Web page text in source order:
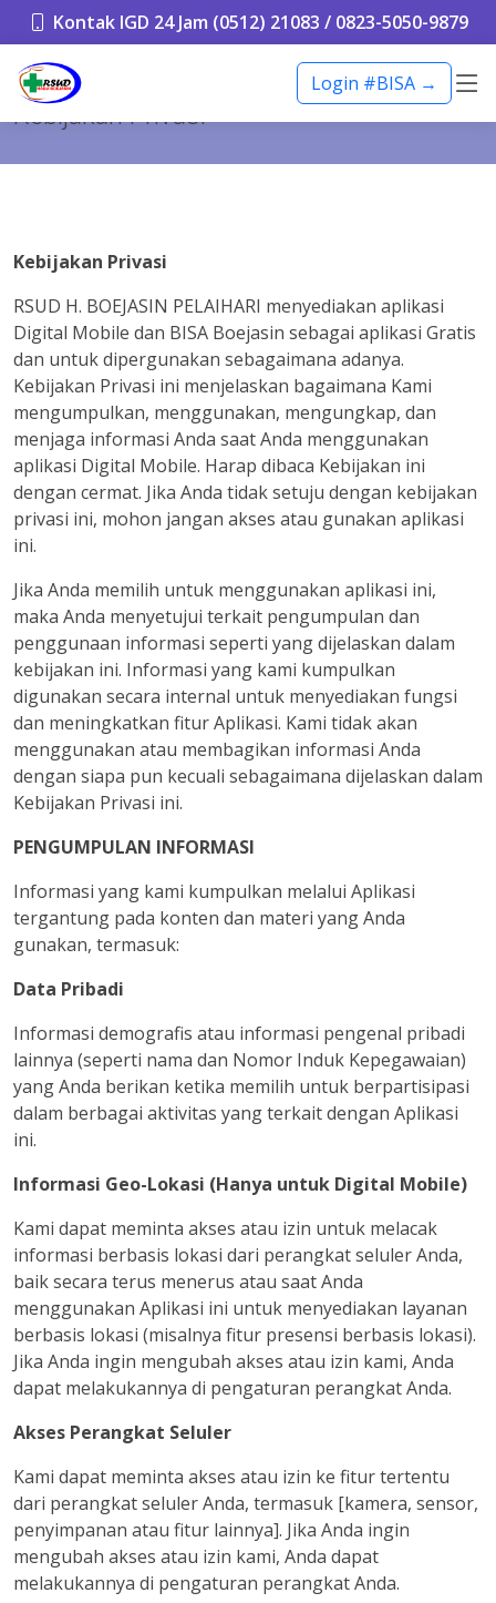
Kontak IGD 24 Jam (0512) 21083 / 0823-5050-9879
Login #BISA →
Kebijakan Privasi
Kebijakan Privasi
RSUD H. BOEJASIN PELAIHARI menyediakan aplikasi
Digital Mobile dan BISA Boejasin sebagai aplikasi Gratis
dan untuk dipergunakan sebagaimana adanya.
Kebijakan Privasi ini menjelaskan bagaimana Kami
mengumpulkan, menggunakan, mengungkap, dan
menjaga informasi Anda saat Anda menggunakan
aplikasi Digital Mobile. Harap dibaca Kebijakan ini
dengan cermat. Jika Anda tidak setuju dengan kebijakan
privasi ini, mohon jangan akses atau gunakan aplikasi
ini.
Jika Anda memilih untuk menggunakan aplikasi ini,
maka Anda menyetujui terkait pengumpulan dan
penggunaan informasi seperti yang dijelaskan dalam
kebijakan ini. Informasi yang kami kumpulkan
digunakan secara internal untuk menyediakan fungsi
dan meningkatkan fitur Aplikasi. Kami tidak akan
menggunakan atau membagikan informasi Anda
dengan siapa pun kecuali sebagaimana dijelaskan dalam
Kebijakan Privasi ini.
PENGUMPULAN INFORMASI
Informasi yang kami kumpulkan melalui Aplikasi
tergantung pada konten dan materi yang Anda
gunakan, termasuk:
Data Pribadi
Informasi demografis atau informasi pengenal pribadi
lainnya (seperti nama dan Nomor Induk Kepegawaian)
yang Anda berikan ketika memilih untuk berpartisipasi
dalam berbagai aktivitas yang terkait dengan Aplikasi
ini.
Informasi Geo-Lokasi (Hanya untuk Digital Mobile)
Kami dapat meminta akses atau izin untuk melacak
informasi berbasis lokasi dari perangkat seluler Anda,
baik secara terus menerus atau saat Anda
menggunakan Aplikasi ini untuk menyediakan layanan
berbasis lokasi (misalnya fitur presensi berbasis lokasi).
Jika Anda ingin mengubah akses atau izin kami, Anda
dapat melakukannya di pengaturan perangkat Anda.
Akses Perangkat Seluler
Kami dapat meminta akses atau izin ke fitur tertentu
dari perangkat seluler Anda, termasuk [kamera, sensor,
penyimpanan atau fitur lainnya]. Jika Anda ingin
mengubah akses atau izin kami, Anda dapat
melakukannya di pengaturan perangkat Anda.